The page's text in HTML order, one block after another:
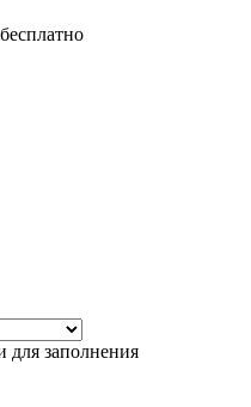
для заполнения